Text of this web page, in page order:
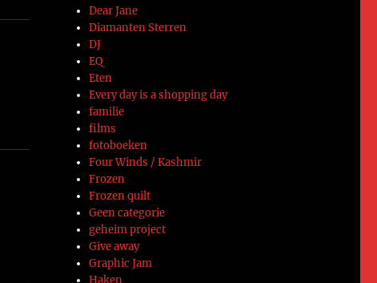
Dear Jane
Diamanten Sterren
DJ
EQ
Eten
Every day is a shopping day
familie
films
fotoboeken
Four Winds / Kashmir
Frozen
Frozen quilt
Geen categorie
geheim project
Give away
Graphic Jam
Haken